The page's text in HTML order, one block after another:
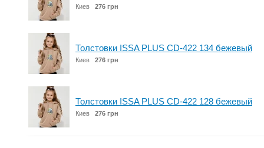
Киев 276 грн
Толстовки ISSA PLUS CD-422 134 бежевый
Киев 276 грн
Толстовки ISSA PLUS CD-422 128 бежевый
Киев 276 грн